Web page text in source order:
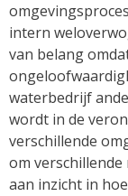
intern
van belang
waterbedrijf
wordt in de
verschillende
om
aan inzicht in